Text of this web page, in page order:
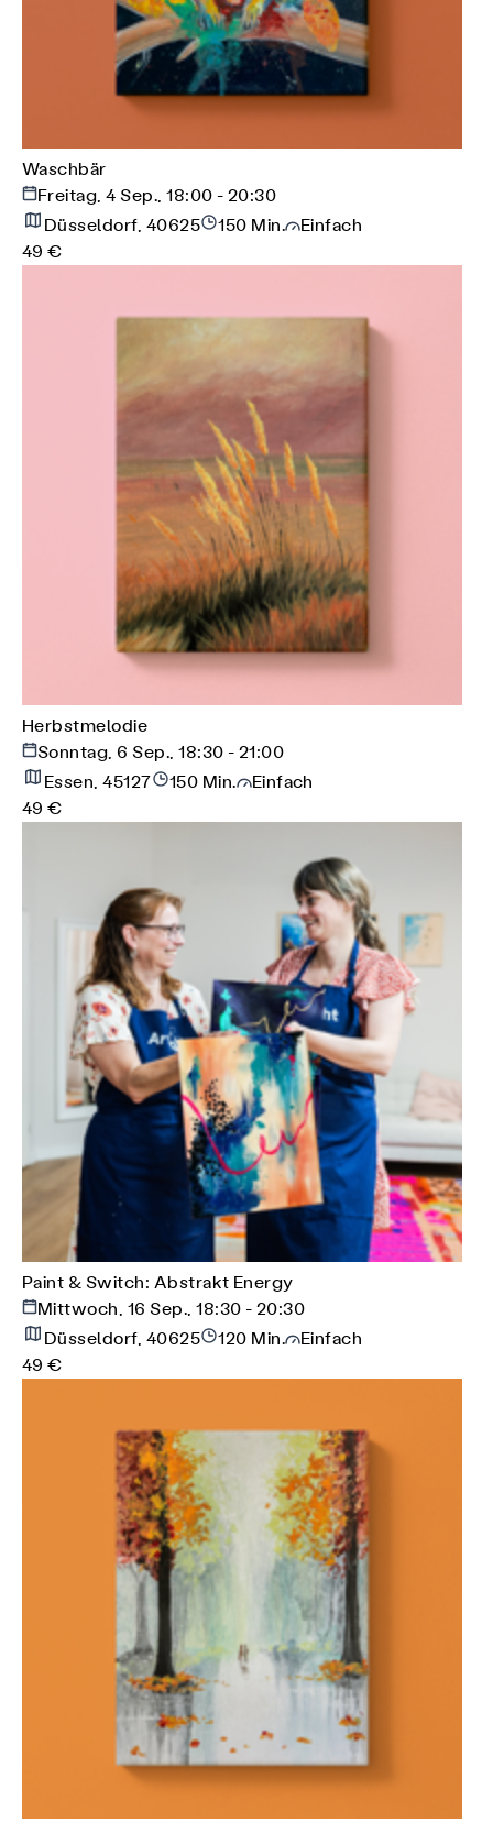
Waschbär
Freitag, 4 Sep., 18:00 - 20:30
Düsseldorf, 40625
150 Min.
Einfach
49 €
Herbstmelodie
Sonntag, 6 Sep., 18:30 - 21:00
Essen, 45127
150 Min.
Einfach
49 €
Paint & Switch: Abstrakt Energy
Mittwoch, 16 Sep., 18:30 - 20:30
Düsseldorf, 40625
120 Min.
Einfach
49 €